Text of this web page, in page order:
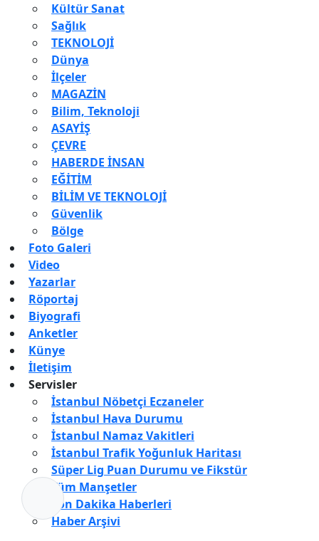
Kültür Sanat
Sağlık
TEKNOLOJİ
Dünya
İlçeler
MAGAZİN
Bilim, Teknoloji
ASAYİŞ
ÇEVRE
HABERDE İNSAN
EĞİTİM
BİLİM VE TEKNOLOJİ
Güvenlik
Bölge
Foto Galeri
Video
Yazarlar
Röportaj
Biyografi
Anketler
Künye
İletişim
Servisler
İstanbul Nöbetçi Eczaneler
İstanbul Hava Durumu
İstanbul Namaz Vakitleri
İstanbul Trafik Yoğunluk Haritası
Süper Lig Puan Durumu ve Fikstür
Tüm Manşetler
Son Dakika Haberleri
Haber Arşivi